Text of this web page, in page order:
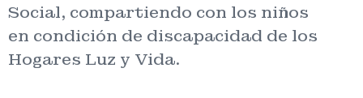
Social, compartiendo con los niños
en condición de discapacidad de los
Hogares Luz y Vida.